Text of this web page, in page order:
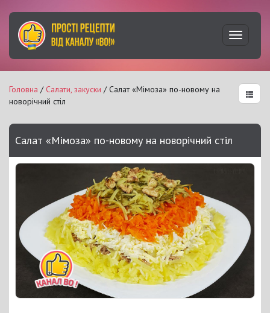
Головна / Салати, закуски / Салат «Мімоза» по-новому на
новорічний стіл
Салат «Мімоза» по-новому на новорічний стіл